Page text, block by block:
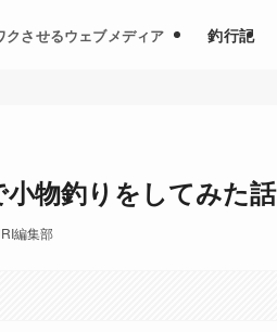
クさせるウェブメディア 釣行記
物釣りをしてみた話
編集部